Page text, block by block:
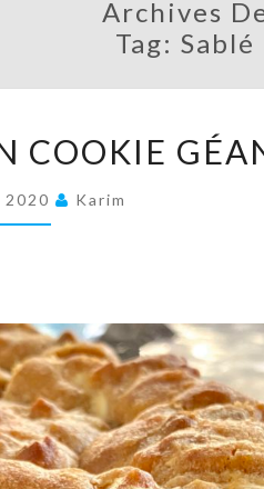
Archives
Tag: Sablé
FAÇON
COOKIE
GÉANT
COOKIE
2020 Karim